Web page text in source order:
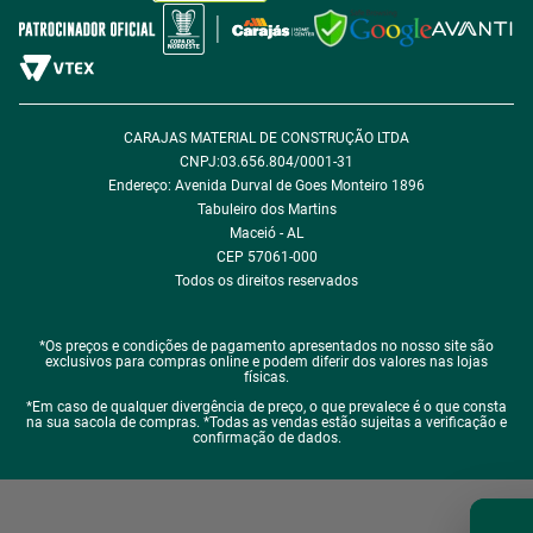
Política de Desconto
Fale com encarregado de dados
CARAJAS MATERIAL DE CONSTRUÇÃO LTDA
CNPJ:03.656.804/0001-31
Endereço: Avenida Durval de Goes Monteiro 1896
Tabuleiro dos Martins
Maceió - AL
CEP 57061-000
Todos os direitos reservados
*Os preços e condições de pagamento apresentados no nosso site são
exclusivos para compras online e podem diferir dos valores nas lojas
físicas.
*Em caso de qualquer divergência de preço, o que prevalece é o que consta
na sua sacola de compras. *Todas as vendas estão sujeitas a verificação e
confirmação de dados.